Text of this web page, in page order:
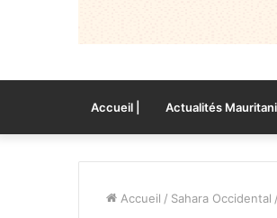
Accueil | Actualités
Accueil / Sahara Occidental /